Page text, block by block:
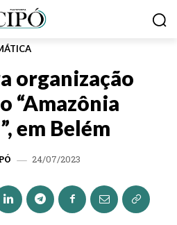
organização
“Amazônia
em Belém
24/07/2023